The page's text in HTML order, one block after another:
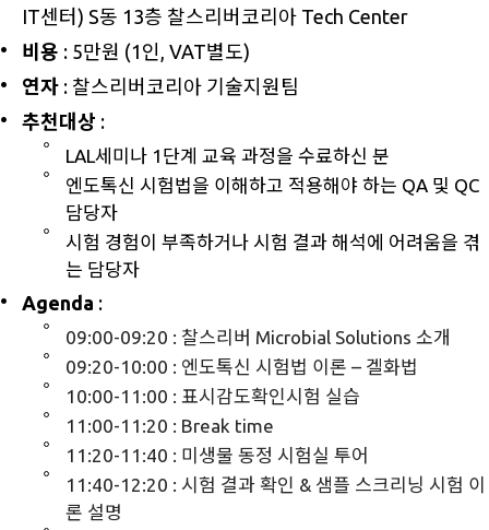
IT센터) S동 13층 찰스리버코리아 Tech Center
비용 : 5만원 (1인, VAT별도)
연자 : 찰스리버코리아 기술지원팀
추천대상 :
LAL세미나 1단계 교육 과정을 수료하신 분
엔도톡신 시험법을 이해하고 적용해야 하는 QA 및 QC
담당자
시험 경험이 부족하거나 시험 결과 해석에 어려움을 겪
는 담당자
Agenda :
09:00-09:20 : 찰스리버 Microbial Solutions 소개
09:20-10:00 : 엔도톡신 시험법 이론 – 겔화법
10:00-11:00 : 표시감도확인시험 실습
11:00-11:20 : Break time
11:20-11:40 : 미생물 동정 시험실 투어
11:40-12:20 : 시험 결과 확인 & 샘플 스크리닝 시험 이
론 설명